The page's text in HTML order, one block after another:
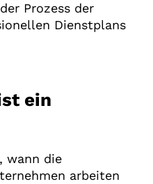
Prozess der
Dienstplans
ein
wann die
arbeiten